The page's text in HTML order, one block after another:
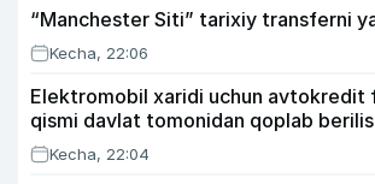
“Manchester Siti” tarixiy transferni
Kecha, 22:06
Elektromobil xaridi uchun avtokredit
qismi davlat tomonidan qoplab
Kecha, 22:04